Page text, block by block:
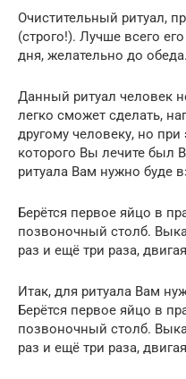
Очистительный ритуал,
(строго!). Лучше всего
дня, желательно до обеда.
Данный ритуал человек
легко сможет сделать,
другому человеку, но
которого Вы лечите был
ритуала Вам нужно буде
Берётся первое яйцо в
позвоночный столб.
раз и ещё три раза,
Итак, для ритуала Вам
Берётся первое яйцо в
позвоночный столб.
раз и ещё три раза,